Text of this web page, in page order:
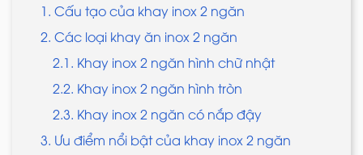
1. Cấu tạo của khay inox 2 ngăn
2. Các loại khay ăn inox 2 ngăn
2.1. Khay inox 2 ngăn hình chữ nhật
2.2. Khay inox 2 ngăn hình tròn
2.3. Khay inox 2 ngăn có nắp đậy
3. Ưu điểm nổi bật của khay inox 2 ngăn